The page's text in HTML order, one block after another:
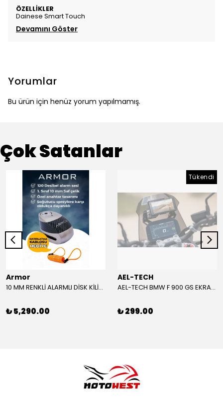
ÖZELLİKLER
Dainese Smart Touch
Devamını Göster
Yorumlar
Bu ürün için henüz yorum yapılmamış.
Çok Satanlar
Armor
10 MM RENKLİ ALARMLI DİSK KİLİDİ YENİ VERSİYON
₺ 5,290.00
Tükendi
AEL-TECH
AEL-TECH BMW F 900 GS EKRAN/GÖSTERGE KORUYUCU 2024-2025
₺ 299.00